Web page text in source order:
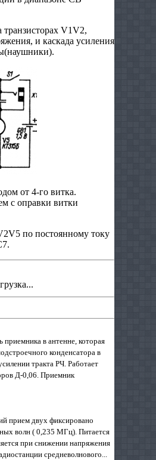
V1V2,
и каскада усиления
от 4-го витка.
с оправки витки
по постоянному току
в антенне, которая
конденсатора в
тракта РЧ. Работает
Д-0,06. Приемник
прием двух фиксировано
волн ( 0,235 МГц). Питается
при снижении напряжения
средневолнового...